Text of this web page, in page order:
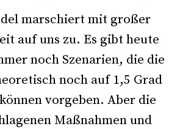
marschiert mit großer
auf uns zu. Es gibt heute
noch Szenarien, die die
noch auf 1,5 Grad
vorgeben. Aber die
Maßnahmen und